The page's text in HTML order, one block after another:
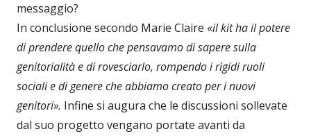
messaggio?
In conclusione secondo Marie Claire «il kit ha il potere
di prendere quello che pensavamo di sapere sulla
genitorialità e di rovesciarlo, rompendo i rigidi ruoli
sociali e di genere che abbiamo creato per i nuovi
genitori». Infine si augura che le discussioni sollevate
dal suo progetto vengano portate avanti da